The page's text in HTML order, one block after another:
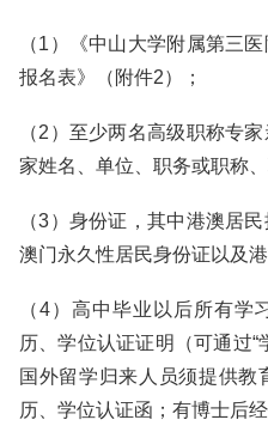
（1）《中山大学附属第三
报名表》（附件2）；
（2）至少两名高级职称专
家姓名、单位、职务或职称
（3）身份证，其中港澳居
澳门永久性居民身份证以及
（4）高中毕业以后所有学
历、学位认证证明（可通过“
国外留学归来人员须提供教
历、学位认证函；有博士后